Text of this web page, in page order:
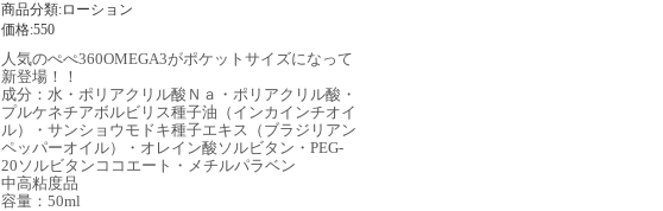
商品分類:ローション
価格:550
人気のぺぺ360OMEGA3がポケットサイズになって
新登場！！
成分：水・ポリアクリル酸Ｎａ・ポリアクリル酸・
プルケネチアボルビリス種子油（インカインチオイ
ル）・サンショウモドキ種子エキス（ブラジリアン
ペッパーオイル）・オレイン酸ソルビタン・PEG-
20ソルビタンココエート・メチルパラベン
中高粘度品
容量：50ml